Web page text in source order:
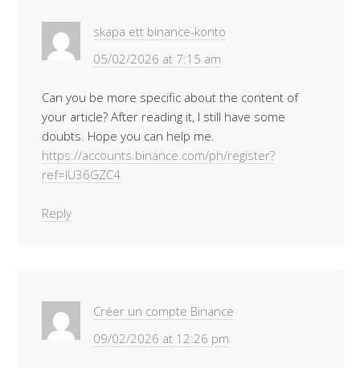
skapa ett binance-konto
05/02/2026 at 7:15 am
Can you be more specific about the content of
your article? After reading it, I still have some
doubts. Hope you can help me.
https://accounts.binance.com/ph/register?
ref=IU36GZC4
Reply
Créer un compte Binance
09/02/2026 at 12:26 pm